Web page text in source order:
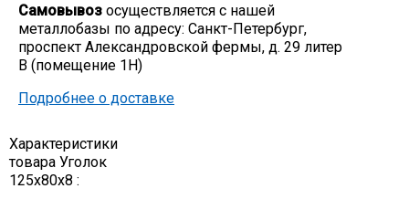
Алюминиевый прокат
Самовывоз осуществляется с нашей
металлобазы по адресу: Санкт-Петербург,
проспект Александровской фермы, д. 29 литер
В (помещение 1Н)
Подробнее о доставке
Характеристики
товара Уголок
125х80х8 :